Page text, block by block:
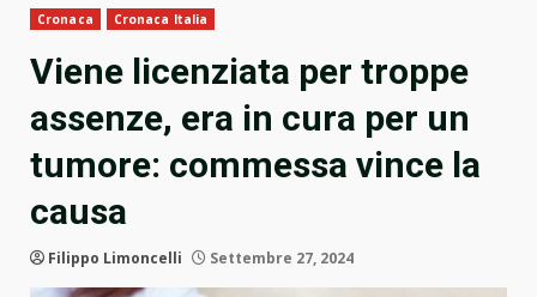
Cronaca Cronaca Italia
Viene licenziata per troppe
assenze, era in cura per un
tumore: commessa vince la
causa
Filippo Limoncelli Settembre 27, 2024